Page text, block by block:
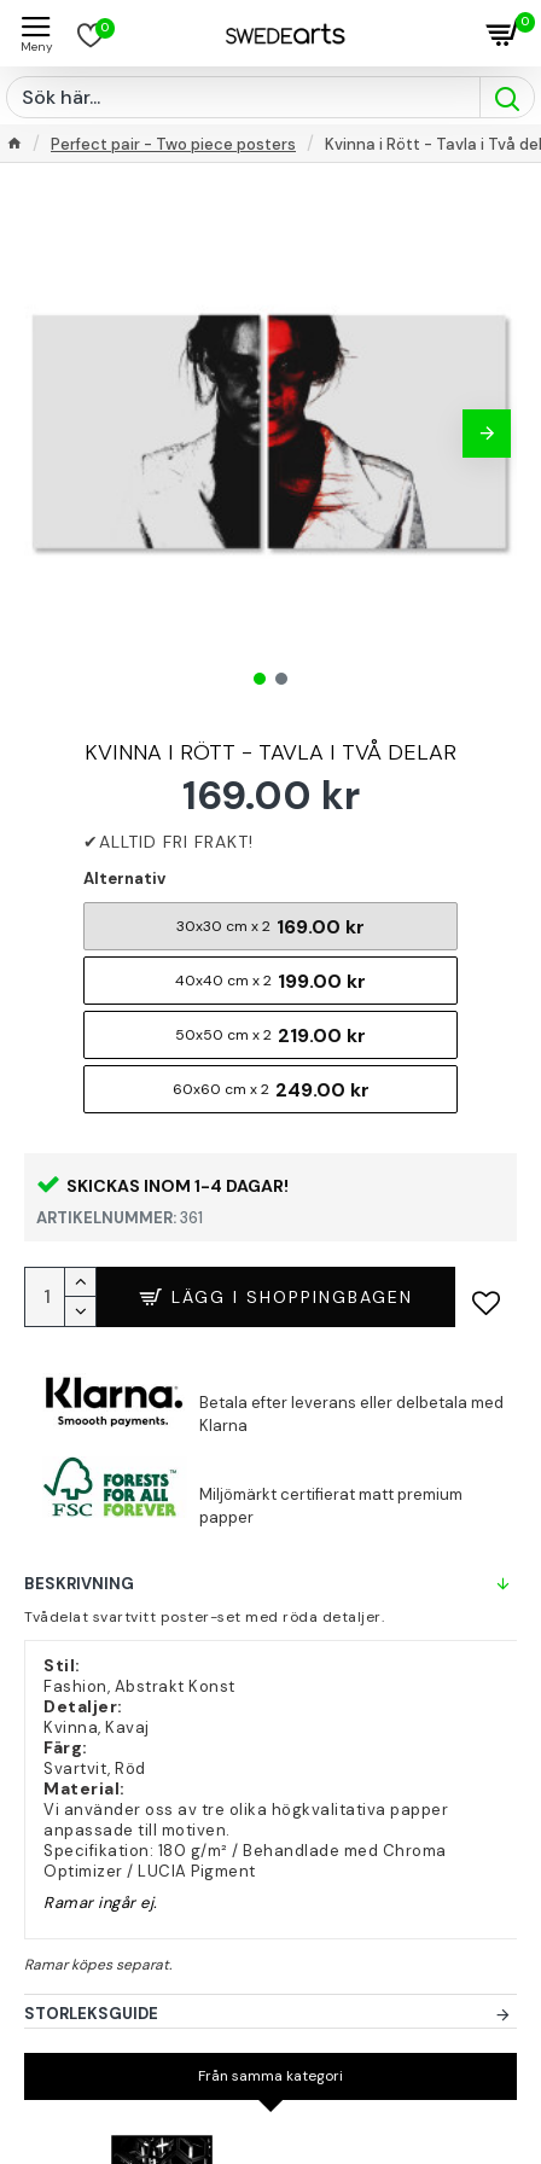
0 0
Perfect pair - Two piece posters Kvinna i Rött - Tavla i Två
KVINNA I RÖTT - TAVLA I TVÅ DELAR
SKICKAS INOM 1-4 DAGAR!
ARTIKELNUMMER:361
169.00 kr
Alternativ
30x30 cm x 2 169.00 kr
40x40 cm x 2 199.00 kr
50x50 cm x 2 219.00 kr
60x60 cm x 2 249.00 kr
LÄGG I SHOPPINGBAGEN
BESKRIVNING
Tvådelat svartvitt poster-set med röda detaljer.
Stil:
Fashion, Abstrakt Konst
Detaljer:
Kvinna, Kavaj
Färg:
Svartvit, Röd
Material:
Vi använder oss av tre olika högkvalitativa papper
anpassade till motiven.
Specifikation: 180 g/m² / Behandlade med Chroma
Optimizer / LUCIA Pigment
Ramar ingår ej.
STORLEKSGUIDE
Från samma kategori